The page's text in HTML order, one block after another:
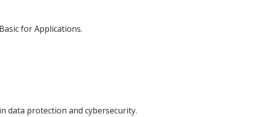
for Applications.
data protection and cybersecurity.